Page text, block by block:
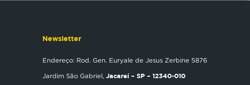
Newsletter
Endereço: Rod. Gen. Euryale de Jesus Zerbine 5876
Jardim São Gabriel, Jacareí – SP – 12340-010